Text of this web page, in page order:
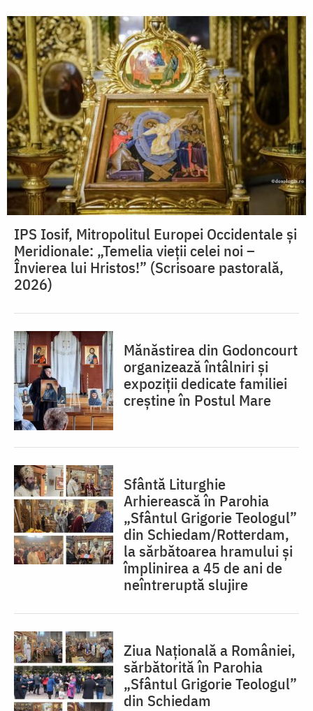
IPS Iosif, Mitropolitul Europei Occidentale și
Meridionale: „Temelia vieții celei noi –
Învierea lui Hristos!” (Scrisoare pastorală,
2026)
Mănăstirea din Godoncourt
organizează întâlniri și
expoziții dedicate familiei
creștine în Postul Mare
Sfântă Liturghie
Arhierească în Parohia
„Sfântul Grigorie Teologul”
din Schiedam/Rotterdam,
la sărbătoarea hramului și
împlinirea a 45 de ani de
neîntreruptă slujire
Ziua Națională a României,
sărbătorită în Parohia
„Sfântul Grigorie Teologul”
din Schiedam